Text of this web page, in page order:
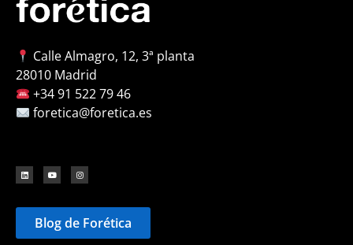
Calle Almagro, 12, 3ª planta
28010 Madrid
+34 91 522 79 46
foretica@foretica.es
Blog de Forética